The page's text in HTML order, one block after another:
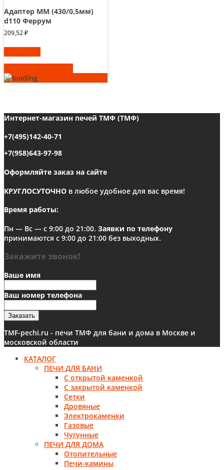
Адаптер ММ (430/0,5мм)
d110 Феррум
209,52₽
Интернет-магазин печей ТМФ (ТМФ)
+7(495)142-40-71
+7(958)643-97-98
Оформляйте заказ на сайте
КРУГЛОСУТОЧНО в любое удобное для вас время!
Время работы:
Пн — Вс — с 9:00 до 21:00. Заявки по телефону
принимаются с 9:00 до 21:00 без выходных.
Закажите звонок!
Ваше имя
Ваш номер телефона
Заказать
TMF-pechi.ru - печи ТМФ для бани и дома в Москве и
московской области
КАТАЛОГ
ПЕЧИ ДЛЯ БАНИ
С открытой каменкой
С закрытой каменкой
Сетки
Дровяные
Электрокаменки
Газовые
Чугунные
ПЕЧИ ДЛЯ ДОМА
Отопительные
Печи-камины